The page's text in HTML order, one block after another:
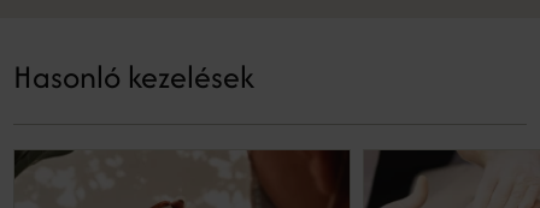
Hasonló kezelések